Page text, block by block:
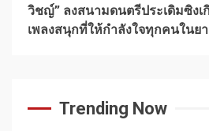
วิชญ์” ลงสนามดนตรีประเดิมซิงเ
เพลงสนุกที่ให้กำลังใจทุกคนในย
Trending Now